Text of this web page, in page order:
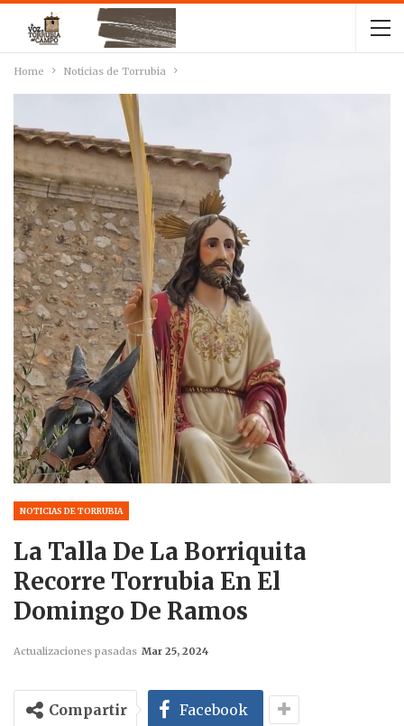
Home Noticias de Torrubia
NOTICIAS DE TORRUBIA
La Talla De La Borriquita
Recorre Torrubia En El
Domingo De Ramos
Actualizaciones pasadas Mar 25, 2024
Compartir Facebook